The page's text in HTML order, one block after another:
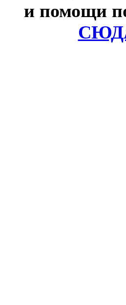
и помощи